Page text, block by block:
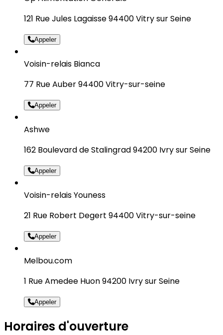
121 Rue Jules Lagaisse 94400 Vitry sur Seine
Appeler
Voisin-relais Bianca
77 Rue Auber 94400 Vitry-sur-seine
Appeler
Ashwe
162 Boulevard de Stalingrad 94200 Ivry sur Seine
Appeler
Voisin-relais Youness
21 Rue Robert Degert 94400 Vitry-sur-seine
Appeler
Melbou.com
1 Rue Amedee Huon 94200 Ivry sur Seine
Appeler
Horaires d'ouverture